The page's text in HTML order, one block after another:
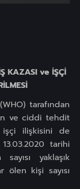
KAZASI ve İŞÇİ
tarafından
ve ciddi tehdit
ilişkisini de
tarihi
yaklaşık
ölen kişi sayısı